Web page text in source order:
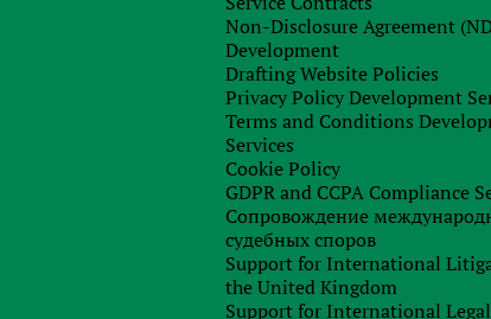
Non-Disclosure Agreement
Development
Drafting Website Policies
Privacy Policy Development
Terms and Conditions
Services
Cookie Policy
GDPR and CCPA Compliance
Сопровождение
судебных споров
Support for International
the United Kingdom
Support for International
опыт администрирования VAT
услуги.
стоимости в странах Евросоюза.
плательщика VAT и получения VAT-номера.